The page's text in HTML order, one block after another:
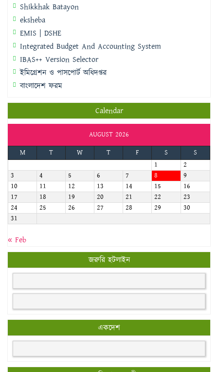
Shikkhak Batayon
eksheba
EMIS | DSHE
Integrated Budget And Accounting System
IBAS++ Version Selector
ইমিগ্রেশন ও পাসপোর্ট অধিদপ্তর
বাংলাদেশ ফরম
Calendar
AUGUST 2026
M
T W T F S
S
1
2
3
4 5 6 7 8
9
10
11 12 13 14 15
16
17
18 19 20 21 22
23
24
25 26 27 28 29
30
31
« Feb
জরুরি হটলাইন
একদেশ